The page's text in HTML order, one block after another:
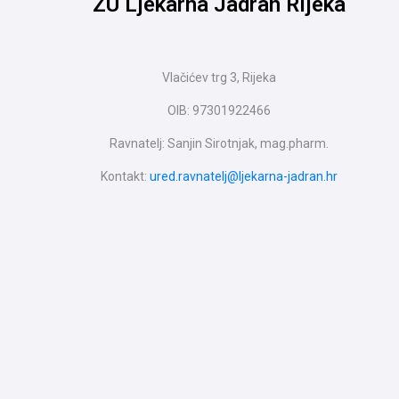
Vlačićev trg 3, Rijeka
OIB: 97301922466
Ravnatelj: Sanjin Sirotnjak, mag.pharm.
Kontakt: ured.ravnatelj@ljekarna-jadran.hr